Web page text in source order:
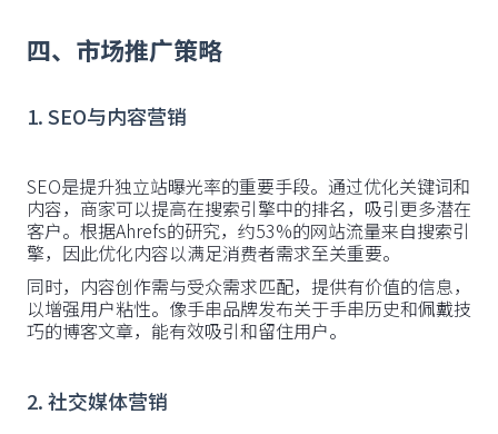
四、市场推广策略
1. SEO与内容营销
SEO是提升独立站曝光率的重要手段。通过优化关键词和
内容，商家可以提高在搜索引擎中的排名，吸引更多潜在
客户。根据Ahrefs的研究，约53%的网站流量来自搜索引
擎，因此优化内容以满足消费者需求至关重要。
同时，内容创作需与受众需求匹配，提供有价值的信息，
以增强用户粘性。像手串品牌发布关于手串历史和佩戴技
巧的博客文章，能有效吸引和留住用户。
2. 社交媒体营销